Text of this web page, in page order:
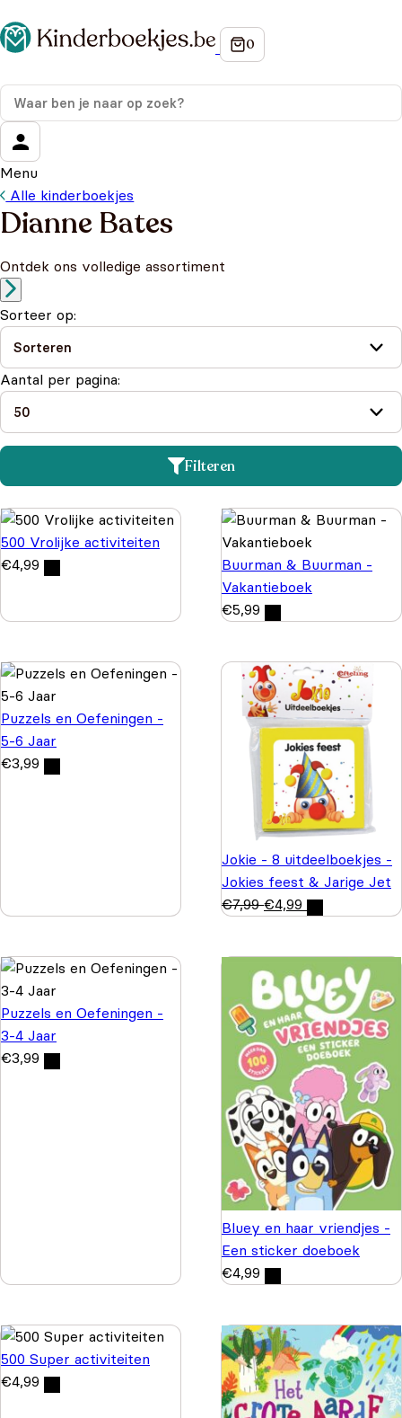
Menu
Alle kinderboekjes
Dianne Bates
Ontdek ons volledige assortiment
Sorteer op:
Aantal per pagina:
Filteren
500 Vrolijke activiteiten
€4,99
Buurman & Buurman -
Vakantieboek
€5,99
Puzzels en Oefeningen -
5-6 Jaar
€3,99
Jokie - 8 uitdeelboekjes -
Jokies feest & Jarige Jet
€7,99 €4,99
Puzzels en Oefeningen -
3-4 Jaar
€3,99
Bluey en haar vriendjes -
Een sticker doeboek
€4,99
500 Super activiteiten
€4,99